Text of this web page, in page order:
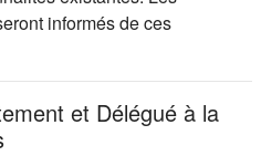
informés de ces
et Délégué à la